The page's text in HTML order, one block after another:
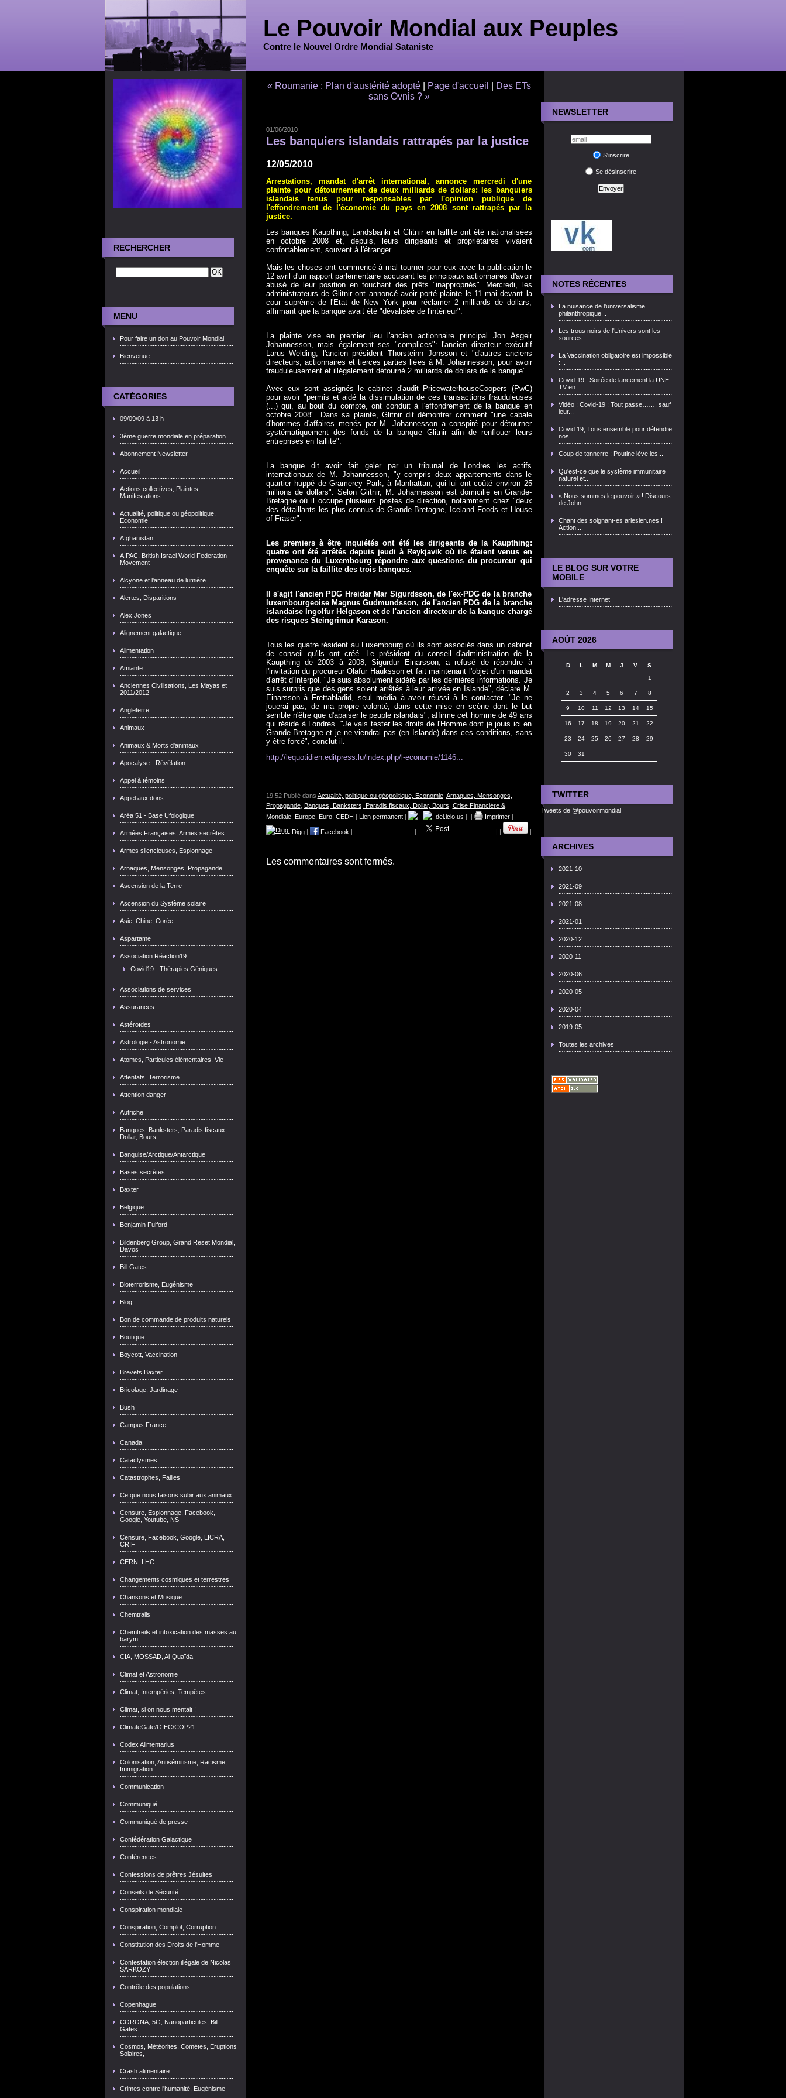
Le Pouvoir Mondial aux Peuples
Contre le Nouvel Ordre Mondial Sataniste
RECHERCHER
MENU
Pour faire un don au Pouvoir Mondial
Bienvenue
CATÉGORIES
09/09/09 à 13 h
3ème guerre mondiale en préparation
Abonnement Newsletter
Accueil
Actions collectives, Plaintes,
Manifestations
Actualité, politique ou géopolitique,
Economie
Afghanistan
AIPAC, British Israel World Federation
Movement
Alcyone et l'anneau de lumière
Alertes, Disparitions
Alex Jones
Alignement galactique
Alimentation
Amiante
Anciennes Civilisations, Les Mayas et
2011/2012
Angleterre
Animaux
Animaux & Morts d'animaux
Apocalyse - Révélation
Appel à témoins
Appel aux dons
Aréa 51 - Base Ufologique
Armées Françaises, Armes secrètes
Armes silencieuses, Espionnage
Arnaques, Mensonges, Propagande
Ascension de la Terre
Ascension du Système solaire
Asie, Chine, Corée
Aspartame
Association Réaction19
Covid19 - Thérapies Géniques
Associations de services
Assurances
Astéroïdes
Astrologie - Astronomie
Atomes, Particules élémentaires, Vie
Attentats, Terrorisme
Attention danger
Autriche
Banques, Banksters, Paradis fiscaux,
Dollar, Bours
Banquise/Arctique/Antarctique
Bases secrètes
Baxter
Belgique
Benjamin Fulford
Bildenberg Group, Grand Reset Mondial,
Davos
Bill Gates
Bioterrorisme, Eugénisme
Blog
Bon de commande de produits naturels
Boutique
Boycott, Vaccination
Brevets Baxter
Bricolage, Jardinage
Bush
Campus France
Canada
Cataclysmes
Catastrophes, Failles
Ce que nous faisons subir aux animaux
Censure, Espionnage, Facebook,
Google, Youtube, NS
Censure, Facebook, Google, LICRA,
CRIF
CERN, LHC
Changements cosmiques et terrestres
Chansons et Musique
Chemtrails
Chemtreils et intoxication des masses au
barym
CIA, MOSSAD, Al-Quaïda
Climat et Astronomie
Climat, Intempéries, Tempêtes
Climat, si on nous mentait !
ClimateGate/GIEC/COP21
Codex Alimentarius
Colonisation, Antisémitisme, Racisme,
Immigration
Communication
Communiqué
Communiqué de presse
Confédération Galactique
Conférences
Confessions de prêtres Jésuites
Conseils de Sécurité
Conspiration mondiale
Conspiration, Complot, Corruption
Constitution des Droits de l'Homme
Contestation élection illégale de Nicolas
SARKOZY
Contrôle des populations
Copenhague
CORONA, 5G, Nanoparticules, Bill
Gates
Cosmos, Météorites, Comètes, Eruptions
Solaires,
Crash alimentaire
Crimes contre l'humanité, Eugénisme
NEWSLETTER
S'inscrire
Se désinscrire
NOTES RÉCENTES
La nuisance de l'universalisme
philanthropique...
Les trous noirs de l'Univers sont les
sources...
La Vaccination obligatoire est impossible
:...
Covid-19 : Soirée de lancement la UNE
TV en...
Vidéo : Covid-19 : Tout passe……. sauf
leur...
Covid 19, Tous ensemble pour défendre
nos...
Coup de tonnerre : Poutine lève les...
Qu'est-ce que le système immunitaire
naturel et...
« Nous sommes le pouvoir » ! Discours
de John...
Chant des soignant-es arlesien.nes !
Action,...
LE BLOG SUR VOTRE
MOBILE
L'adresse Internet
AOÛT 2026
D L M M J V
S
1
2 3 4 5 6 7 8
9 10 11 12 13 14 15
16 17 18 19 20 21 22
23 24 25 26 27 28 29
30 31
TWITTER
Tweets de @pouvoirmondial
ARCHIVES
2021-10
2021-09
2021-08
2021-01
2020-12
2020-11
2020-06
2020-05
2020-04
2019-05
Toutes les archives
« Roumanie : Plan d'austérité adopté| Page d'accueil
Des ETs
sans Ovnis ? »
01/06/2010
Les banquiers islandais rattrapés par la justice
12/05/2010
Arrestations, mandat d'arrêt international, annonce mercredi d'une
plainte pour détournement de deux milliards de dollars: les banquiers
islandais tenus pour responsables par l'opinion publique de
l'effondrement de l'économie du pays en 2008 sont rattrapés par la
justice.
Les banques Kaupthing, Landsbanki et Glitnir en faillite ont été nationalisées
en octobre 2008 et, depuis, leurs dirigeants et propriétaires vivaient
confortablement, souvent à l'étranger.
Mais les choses ont commencé à mal tourner pour eux avec la publication le
12 avril d'un rapport parlementaire accusant les principaux actionnaires d'avoir
abusé de leur position en touchant des prêts "inappropriés". Mercredi, les
administrateurs de Glitnir ont annoncé avoir porté plainte le 11 mai devant la
cour suprême de l'Etat de New York pour réclamer 2 milliards de dollars,
affirmant que la banque avait été "dévalisée de l'intérieur".
La plainte vise en premier lieu l'ancien actionnaire principal Jon Asgeir
Johannesson, mais également ses "complices": l'ancien directeur exécutif
Larus Welding, l'ancien président Thorsteinn Jonsson et "d'autres anciens
directeurs, actionnaires et tierces parties liées à M. Johannesson, pour avoir
frauduleusement et illégalement détourné 2 milliards de dollars de la banque".
Avec eux sont assignés le cabinet d'audit PricewaterhouseCoopers (PwC)
pour avoir "permis et aidé la dissimulation de ces transactions frauduleuses
(...) qui, au bout du compte, ont conduit à l'effondrement de la banque en
octobre 2008". Dans sa plainte, Glitnir dit démontrer comment "une cabale
d'hommes d'affaires menés par M. Johannesson a conspiré pour détourner
systématiquement des fonds de la banque Glitnir afin de renflouer leurs
entreprises en faillite".
La banque dit avoir fait geler par un tribunal de Londres les actifs
internationaux de M. Johannesson, "y compris deux appartements dans le
quartier huppé de Gramercy Park, à Manhattan, qui lui ont coûté environ 25
millions de dollars". Selon Glitnir, M. Johannesson est domicilié en Grande-
Bretagne où il occupe plusieurs postes de direction, notamment chez "deux
des détaillants les plus connus de Grande-Bretagne, Iceland Foods et House
of Fraser".
Les premiers à être inquiétés ont été les dirigeants de la Kaupthing:
quatre ont été arrêtés depuis jeudi à Reykjavik où ils étaient venus en
provenance du Luxembourg répondre aux questions du procureur qui
enquête sur la faillite des trois banques.
Il s'agit l'ancien PDG Hreidar Mar Sigurdsson, de l'ex-PDG de la branche
luxembourgeoise Magnus Gudmundsson, de l'ancien PDG de la branche
islandaise Ingolfur Helgason et de l'ancien directeur de la banque chargé
des risques Steingrimur Karason.
Tous les quatre résident au Luxembourg où ils sont associés dans un cabinet
de conseil qu'ils ont créé. Le président du conseil d'administration de la
Kaupthing de 2003 à 2008, Sigurdur Einarsson, a refusé de répondre à
l'invitation du procureur Olafur Hauksson et fait maintenant l'objet d'un mandat
d'arrêt d'Interpol. "Je suis absolument sidéré par les dernières informations. Je
suis surpris que des gens soient arrêtés à leur arrivée en Islande", déclare M.
Einarsson à Frettabladid, seul média à avoir réussi à le contacter. "Je ne
jouerai pas, de ma propre volonté, dans cette mise en scène dont le but
semble n'être que d'apaiser le peuple islandais", affirme cet homme de 49 ans
qui réside à Londres. "Je vais tester les droits de l'Homme dont je jouis ici en
Grande-Bretagne et je ne viendrai pas (en Islande) dans ces conditions, sans
y être forcé", conclut-il.
http://lequotidien.editpress.lu/index.php/l-economie/1146...
19:52 Publié dans Actualité, politique ou géopolitique, Economie, Arnaques, Mensonges,
Propagande, Banques, Banksters, Paradis fiscaux, Dollar, Bours Crise Financière &
Mondiale, Europe, Euro, CEDH | Lien permanent| | del.icio.us | | Imprimer|
Digg| Facebook | | | | |
Les commentaires sont fermés.